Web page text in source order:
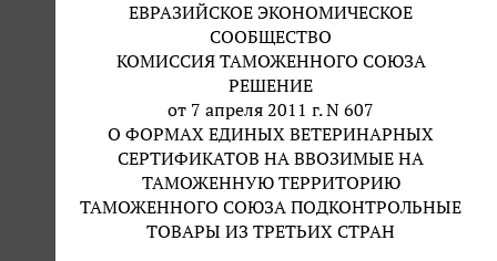
ЕВРАЗИЙСКОЕ ЭКОНОМИЧЕСКОЕ
СООБЩЕСТВО
КОМИССИЯ ТАМОЖЕННОГО СОЮЗА
РЕШЕНИЕ
от 7 апреля 2011 г. N 607
О ФОРМАХ ЕДИНЫХ ВЕТЕРИНАРНЫХ
СЕРТИФИКАТОВ НА ВВОЗИМЫЕ НА
ТАМОЖЕННУЮ ТЕРРИТОРИЮ
ТАМОЖЕННОГО СОЮЗА ПОДКОНТРОЛЬНЫЕ
ТОВАРЫ ИЗ ТРЕТЬИХ СТРАН